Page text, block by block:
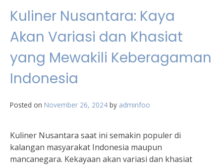
Kuliner Nusantara: Kaya
Akan Variasi dan Khasiat
yang Mewakili Keberagaman
Indonesia
Posted on November 26, 2024 by adminfoo
Kuliner Nusantara saat ini semakin populer di
kalangan masyarakat Indonesia maupun
mancanegara. Kekayaan akan variasi dan khasiat